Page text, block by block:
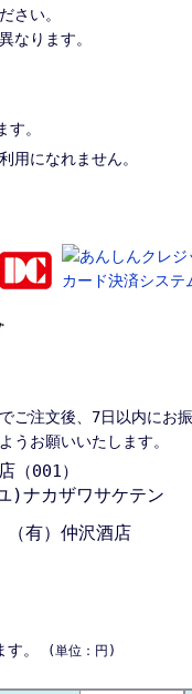
さい。
なります。
す。
用になれません。
ご注文後、7日以内にお
うお願いいたします。
（001）
カザワサケテン
有）仲沢酒店
す。 (単位：円)